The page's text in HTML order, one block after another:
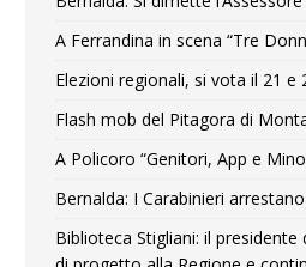
A Ferrandina in scena “Tre
Elezioni regionali, si vota il 21 e
Flash mob del Pitagora di
A Policoro “Genitori, App e
Bernalda: I Carabinieri
Biblioteca Stigliani: il